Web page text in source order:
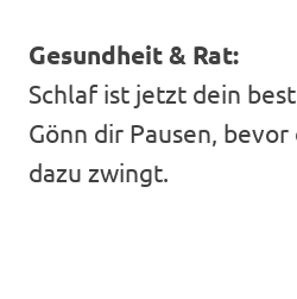
Gesundheit & Rat:
Schlaf ist jetzt dein
Gönn dir Pausen,
dazu zwingt.